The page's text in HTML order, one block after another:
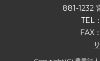
881-1232
TEL
FAX